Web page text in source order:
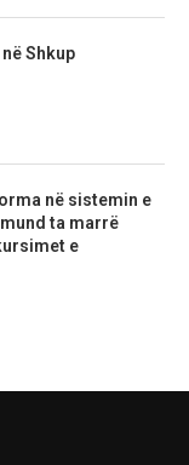
Shkup
në sistemin e
ta marrë
e